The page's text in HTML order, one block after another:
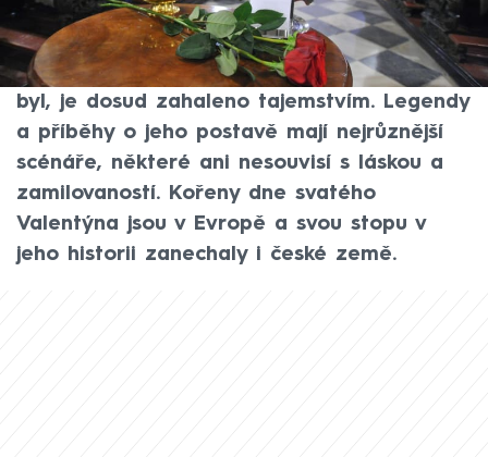
Den zamilovaných si lidé na celém světě
připomínají 14. února. Koho ale doopravdy
oslavují? Kým svatý Valentýn ve skutečnosti
byl, je dosud zahaleno tajemstvím. Legendy
a příběhy o jeho postavě mají nejrůznější
scénáře, některé ani nesouvisí s láskou a
zamilovaností. Kořeny dne svatého
Valentýna jsou v Evropě a svou stopu v
jeho historii zanechaly i české země.